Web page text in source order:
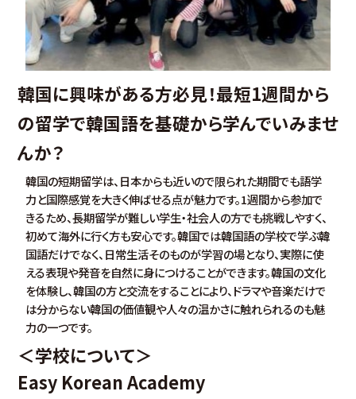
韓国に興味がある方必見！最短1週間から
の留学で韓国語を基礎から学んでいみませ
んか？
韓国の短期留学は、日本からも近いので限られた期間でも語学
力と国際感覚を大きく伸ばせる点が魅力です。1週間から参加で
きるため、長期留学が難しい学生・社会人の方でも挑戦しやすく、
初めて海外に行く方も安心です。韓国では韓国語の学校で学ぶ韓
国語だけでなく、日常生活そのものが学習の場となり、実際に使
える表現や発音を自然に身につけることができます。韓国の文化
を体験し、韓国の方と交流をすることにより、ドラマや音楽だけで
は分からない韓国の価値観や人々の温かさに触れられるのも魅
力の一つです。
＜学校について＞
Easy Korean Academy